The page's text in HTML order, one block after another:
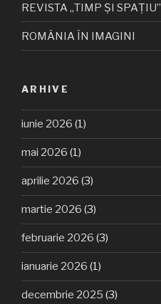
REVISTA „TIMP ȘI SPAȚIU”
ROMÂNIA ÎN IMAGINI
ARHIVE
iunie 2026 (1)
mai 2026 (1)
aprilie 2026 (3)
martie 2026 (3)
februarie 2026 (3)
ianuarie 2026 (1)
decembrie 2025 (3)